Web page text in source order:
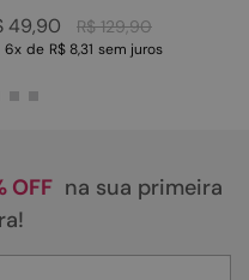
R$ 129,90
49,90
6x de R$ 8,31 sem juros
OFF na sua primeira